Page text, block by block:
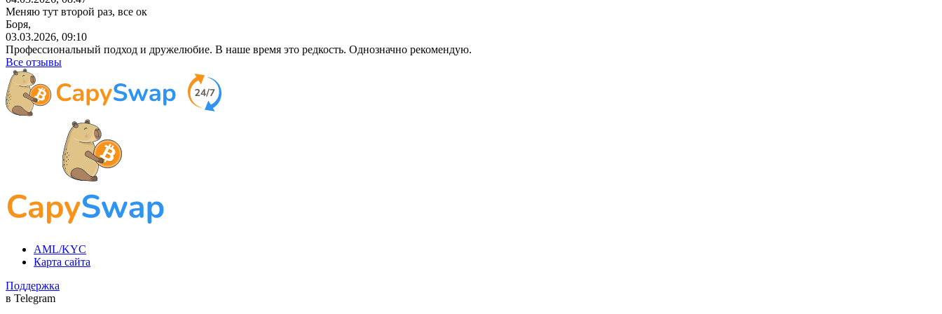
Меняю тут второй раз, все ок
Боря,
03.03.2026, 09:10
Профессиональный подход и дружелюбие. В наше время это редкость. Однозначно рекомендую.
Все отзывы
AML/KYC
Карта сайта
Поддержка
в Telegram